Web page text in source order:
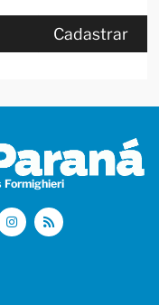
Cadastrar
Formighieri